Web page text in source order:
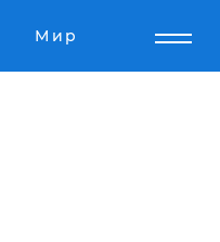
Мир